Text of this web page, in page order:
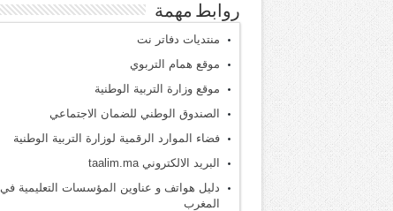
روابط مهمة
منتديات دفاتر نت
موقع همام التربوي
موقع وزارة التربية الوطنية
الصندوق الوطني للضمان الاجتماعي
فضاء الموارد الرقمية لوزارة التربية الوطنية
البريد الالكتروني taalim.ma
دليل هواتف و عناوين المؤسسات التعليمية في
المغرب